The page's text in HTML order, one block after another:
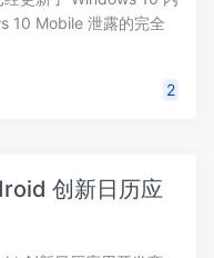
10 Mobile 泄露的完全
2
创新日历应